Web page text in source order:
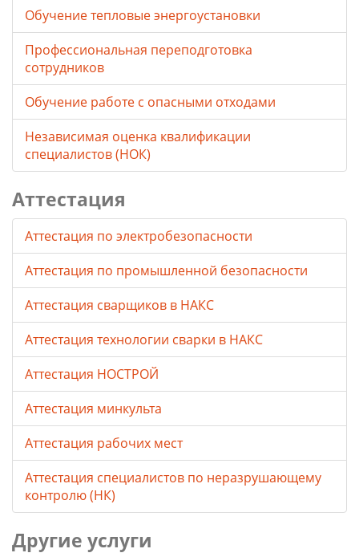
Обучение тепловые энергоустановки
Профессиональная переподготовка
сотрудников
Обучение работе с опасными отходами
Независимая оценка квалификации
специалистов (НОК)
Аттестация
Аттестация по электробезопасности
Аттестация по промышленной безопасности
Аттестация сварщиков в НАКС
Аттестация технологии сварки в НАКС
Аттестация НОСТРОЙ
Аттестация минкульта
Аттестация рабочих мест
Аттестация специалистов по неразрушающему
контролю (НК)
Другие услуги